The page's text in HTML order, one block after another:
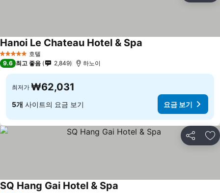
5 성급 호텔
Hanoi Le Chateau Hotel & Spa
9.6 최고 좋음 2,849 하노이
최저가 ₩62,031
5개 사이트의 요금 보기 요금 보기
공유 즐
SQ Hang Gai Hotel & Spa